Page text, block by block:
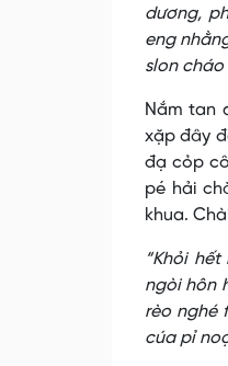
dương,
eng
slon
Nắm tan
xặp đây
đạ cỏp
pé hải
khua.
“Khỏi
ngòi hôn
rèo nghé
cúa pỉ